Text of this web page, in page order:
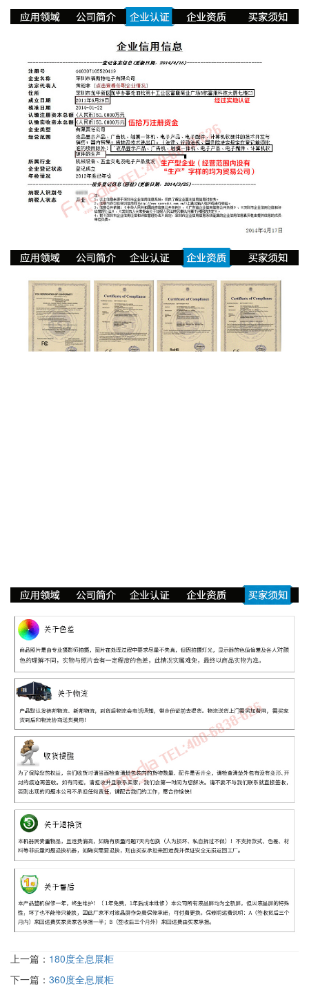
上一篇： 180度全息展柜
下一篇： 360度全息展柜